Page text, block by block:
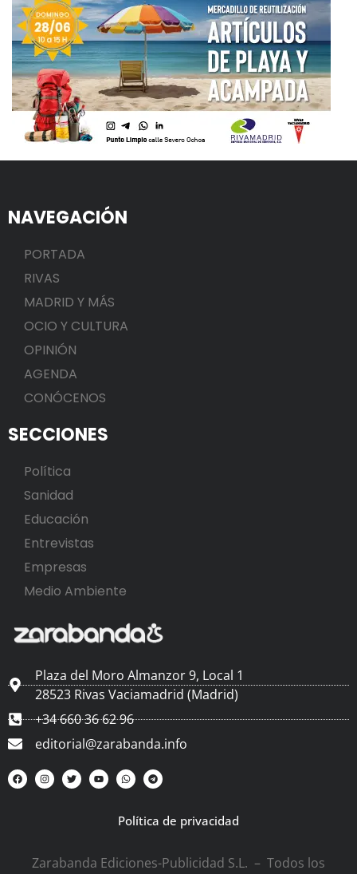
NAVEGACIÓN
PORTADA
RIVAS
MADRID Y MÁS
OCIO Y CULTURA
OPINIÓN
AGENDA
CONÓCENOS
SECCIONES
Política
Sanidad
Educación
Entrevistas
Empresas
Medio Ambiente
Plaza del Moro Almanzor 9, Local 1
28523 Rivas Vaciamadrid (Madrid)
+34 660 36 62 96
editorial@zarabanda.info
Política de privacidad
Zarabanda Ediciones-Publicidad S.L. – Todos los